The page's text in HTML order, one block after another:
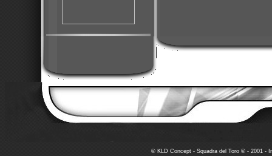
© KLD Concept - Squadra del Toro © - 2001 -